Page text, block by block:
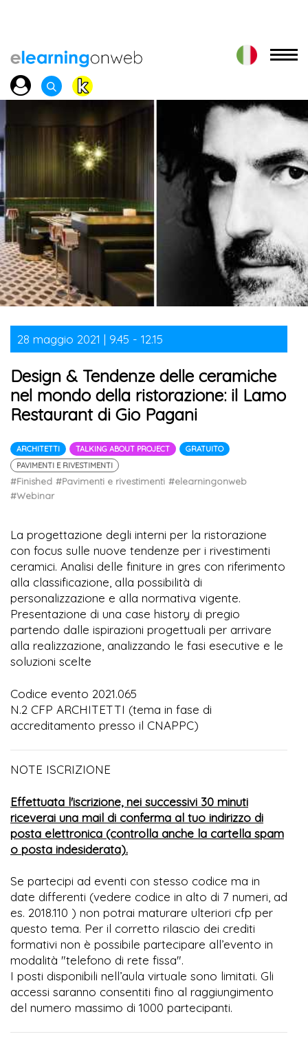
28 maggio 2021 | 9.45 - 12.15
Design & Tendenze delle ceramiche
nel mondo della ristorazione: il Lamo
Restaurant di Gio Pagani
ARCHITETTI TALKING ABOUT PROJECT
GRATUITO
PAVIMENTI E RIVESTIMENTI
#Finished #Pavimenti e rivestimenti #elearningonweb
#Webinar
La progettazione degli interni per la ristorazione
con focus sulle nuove tendenze per i rivestimenti
ceramici. Analisi delle finiture in gres con riferimento
alla classificazione, alla possibilità di
personalizzazione e alla normativa vigente.
Presentazione di una case history di pregio
partendo dalle ispirazioni progettuali per arrivare
alla realizzazione, analizzando le fasi esecutive e le
soluzioni scelte
Codice evento 2021.065
N.2 CFP ARCHITETTI (tema in fase di
accreditamento presso il CNAPPC)
NOTE ISCRIZIONE
Effettuata l'iscrizione, nei successivi 30 minuti
riceverai una mail di conferma al tuo indirizzo di
posta elettronica (controlla anche la cartella spam
o posta indesiderata).
Se partecipi ad eventi con stesso codice ma in
date differenti (vedere codice in alto di 7 numeri, ad
es. 2018.110 ) non potrai maturare ulteriori cfp per
questo tema. Per il corretto rilascio dei crediti
formativi non è possibile partecipare all’evento in
modalità "telefono di rete fissa".
I posti disponibili nell’aula virtuale sono limitati. Gli
accessi saranno consentiti fino al raggiungimento
del numero massimo di 1000 partecipanti.